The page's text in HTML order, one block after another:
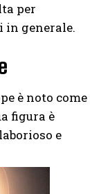
per
in generale.
è noto come
figura è
e